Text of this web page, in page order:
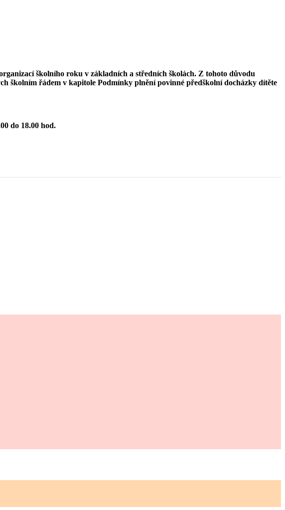
školního roku v základních a středních školách. Z tohoto důvodu
školním řádem v kapitole Podmínky plnění povinné předškolní docházky dítěte
do 18.00 hod.